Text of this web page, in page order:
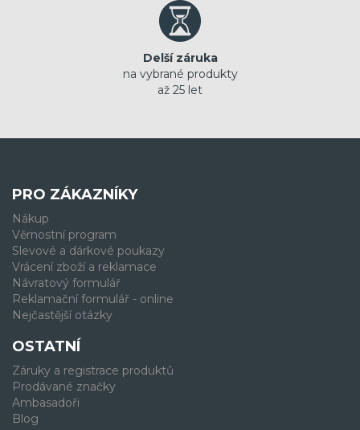
Delší záruka
na vybrané produkty
až 25 let
PRO ZÁKAZNÍKY
Nákup
Věrnostní program
Slevové a dárkové poukazy
Vrácení zboží a reklamace
Návratový formulář
Reklamační formulář - online
Nejčastější otázky
OSTATNÍ
Záruky a registrace produktů
Prodávané značky
Ambasadoři
Blog